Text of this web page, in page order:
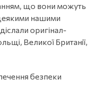
що вони можуть
нашими
оригінал-
Великої Британії,
безпеки